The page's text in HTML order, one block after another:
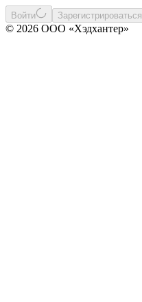
Войти Зарегистрироваться
© 2026 ООО «Хэдхантер»